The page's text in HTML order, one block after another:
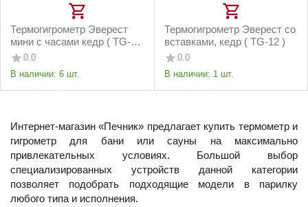
Интернет-магазин «Печник» предлагает купить термометр и
гигрометр для бани или сауны на максимально
привлекательных условиях. Большой выбор
специализированных устройств данной категории
позволяет подобрать подходящие модели в парилку
любого типа и исполнения.
Термогигрометр Эверест
мини с часами кедр ( TG-08
черный )
0.0
В наличии: 6 шт.
Термогигрометр Эверест со
вставками, кедр ( TG-12 )
0.0
В наличии: 1 шт.